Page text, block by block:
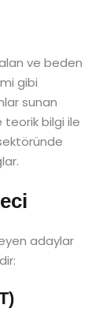
ve beden
gibi
sunan
teorik bilgi ile
adaylar